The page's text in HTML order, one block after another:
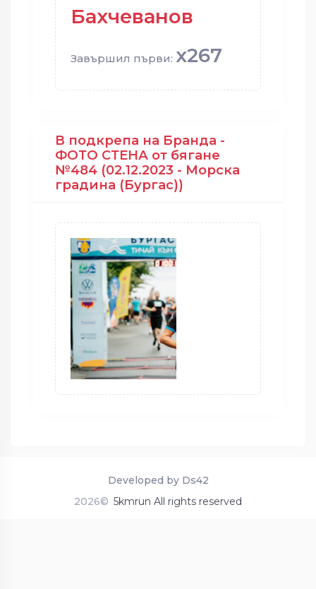
Бахчеванов
Завършил първи: x267
В подкрепа на Бранда -
ФОТО СТЕНА от бягане
№484 (02.12.2023 - Морска
градина (Бургас))
2026© 5kmrun All rights reserved
Developed by Ds42